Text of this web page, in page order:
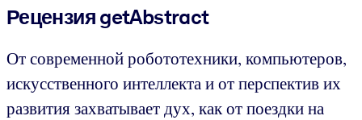
Рецензия getAbstract
От современной робототехники, компьютеров,
искусственного интеллекта и от перспектив их
развития захватывает дух, как от поездки на